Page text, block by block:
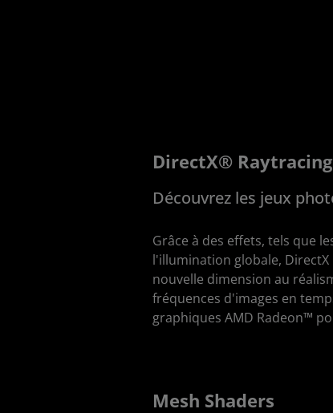
DirectX® Raytracing
Découvrez les jeux
Grâce à des effets, tels que
l'illumination globale, DirectX
nouvelle dimension au
fréquences d'images en
graphiques AMD Radeon™
Mesh Shaders